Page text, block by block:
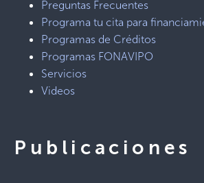
Preguntas Frecuentes
Programa tu cita para
Programas de Créditos
Programas FONAVIPO
Servicios
Videos
Publicaciones